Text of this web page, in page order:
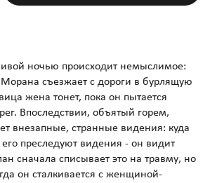
ночью происходит немыслимое:
съезжает с дороги в бурлящую
жена тонет, пока он пытается
Впоследствии, объятый горем,
внезапные, странные видения: куда
преследуют видения - он видит
сначала списывает это на травму, но
он сталкивается с женщиной-